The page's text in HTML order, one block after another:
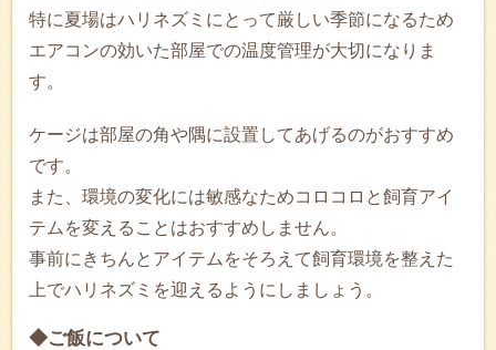
特に夏場はハリネズミにとって厳しい季節になるため
エアコンの効いた部屋での温度管理が大切になりま
す。
ケージは部屋の角や隅に設置してあげるのがおすすめ
です。
また、環境の変化には敏感なためコロコロと飼育アイ
テムを変えることはおすすめしません。
事前にきちんとアイテムをそろえて飼育環境を整えた
上でハリネズミを迎えるようにしましょう。
◆ご飯について